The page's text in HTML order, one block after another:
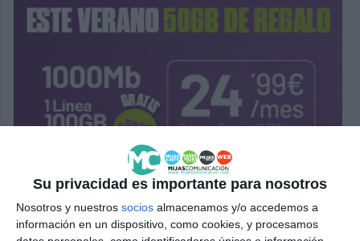
Su privacidad es importante para nosotros
Nosotros y nuestros socios almacenamos y/o accedemos a
información en un dispositivo, como cookies, y procesamos